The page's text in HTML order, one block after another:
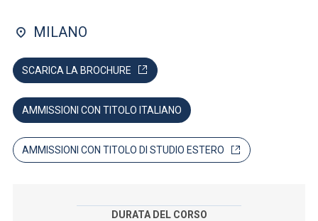
Facoltà e campus
ACCEDI ALLA MAIL ICATT
SEI UN DOCENTE O UN MEMBRO DELLO STAFF
MILANO
SCARICA LA BROCHURE
AMMISSIONI CON TITOLO ITALIANO
AMMISSIONI CON TITOLO DI STUDIO ESTERO
DURATA DEL CORSO